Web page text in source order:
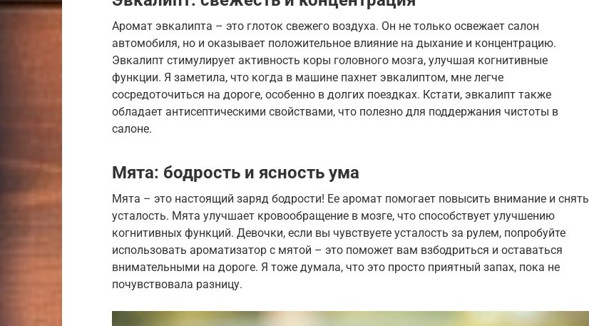
Аромат эвкалипта – это глоток свежего воздуха. Он не только освежает салон
автомобиля, но и оказывает положительное влияние на дыхание и концентрацию.
Эвкалипт стимулирует активность коры головного мозга, улучшая когнитивные
функции. Я заметила, что когда в машине пахнет эвкалиптом, мне легче
сосредоточиться на дороге, особенно в долгих поездках. Кстати, эвкалипт также
обладает антисептическими свойствами, что полезно для поддержания чистоты в
салоне.
Мята: бодрость и ясность ума
Мята – это настоящий заряд бодрости! Ее аромат помогает повысить внимание и снять
усталость. Мята улучшает кровообращение в мозге, что способствует улучшению
когнитивных функций. Девочки, если вы чувствуете усталость за рулем, попробуйте
использовать ароматизатор с мятой – это поможет вам взбодриться и оставаться
внимательными на дороге. Я тоже думала, что это просто приятный запах, пока не
почувствовала разницу.